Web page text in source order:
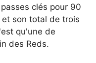
clés pour 90
et son total de trois
qu'une de
des Reds.